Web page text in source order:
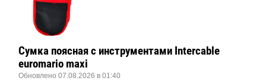
Сумка поясная с инструментами Intercable
euromario maxi
Обновлено 07.08.2026 в 01:40